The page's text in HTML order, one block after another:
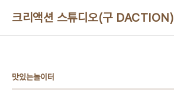
크리액션 스튜디오(구 DACTION)
맛있는놀이터